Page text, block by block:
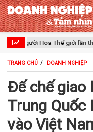
Hoa Thế giới lần thứ 16 và
TRANG CHỦ DOANH NGHIỆP
Đế chế giao
Trung Quốc
vào Việt